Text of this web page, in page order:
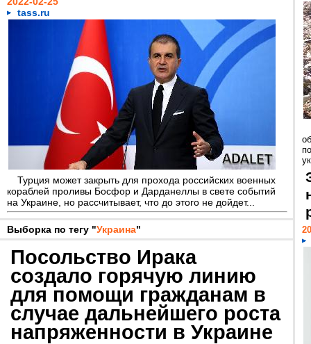
tass.ru
Турция может закрыть для прохода российских военных
кораблей проливы Босфор и Дарданеллы в свете событий
на Украине, но рассчитывает, что до этого не дойдет...
Выборка по тегу "Украина"
Посольство Ирака
создало горячую линию
для помощи гражданам в
случае дальнейшего роста
напряженности в Украине